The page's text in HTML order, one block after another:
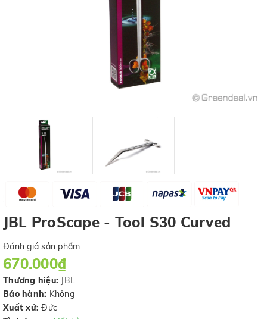
JBL ProScape - Tool S30 Curved
Đánh giá sản phẩm
670.000₫
Thương hiệu:
JBL
Bảo hành: Không
Xuất xứ: Đức